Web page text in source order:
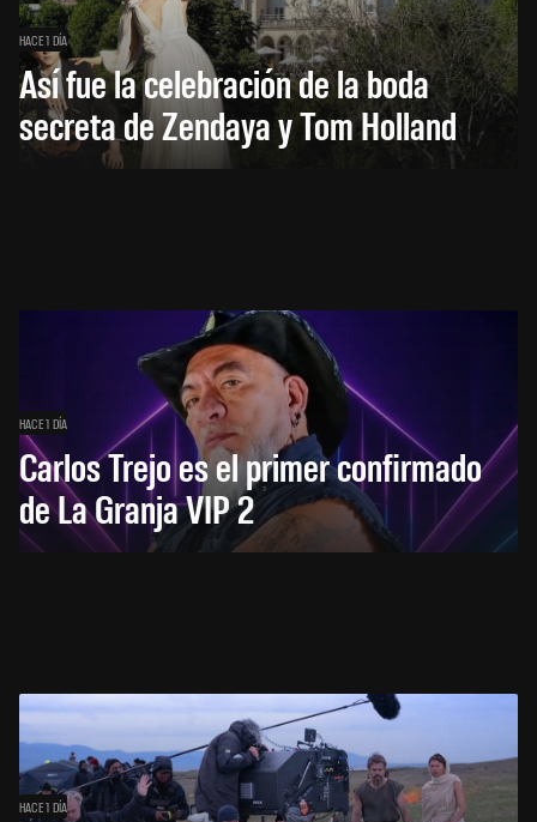
HACE 1 DÍA
Así fue la celebración de la boda
secreta de Zendaya y Tom Holland
HACE 1 DÍA
Carlos Trejo es el primer confirmado
de La Granja VIP 2
HACE 1 DÍA